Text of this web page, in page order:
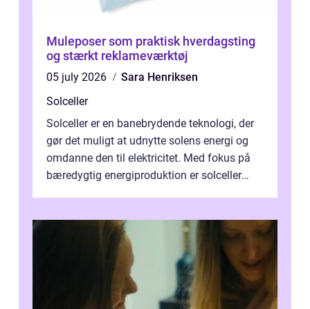
Muleposer som praktisk hverdagsting
og stærkt reklameværktøj
05 july 2026
Sara Henriksen
Solceller
Solceller er en banebrydende teknologi, der
gør det muligt at udnytte solens energi og
omdanne den til elektricitet. Med fokus på
bæredygtig energiproduktion er solceller